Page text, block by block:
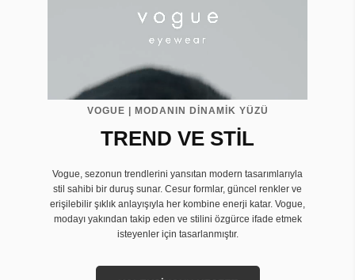
VOGUE | MODANIN DİNAMİK YÜZÜ
TREND VE STİL
Vogue, sezonun trendlerini yansıtan modern tasarımlarıyla
stil sahibi bir duruş sunar. Cesur formlar, güncel renkler ve
erişilebilir şıklık anlayışıyla her kombine enerji katar. Vogue,
modayı yakından takip eden ve stilini özgürce ifade etmek
isteyenler için tasarlanmıştır.